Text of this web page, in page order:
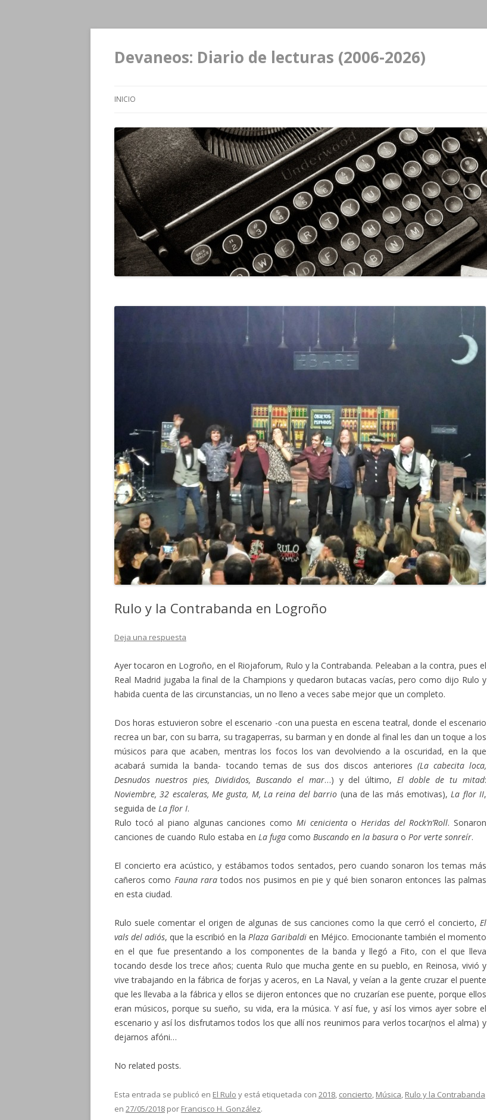
Devaneos: Diario de lecturas (2006-2026)
INICIO
Rulo y la Contrabanda en Logroño
Deja una respuesta
Ayer tocaron en Logroño, en el Riojaforum, Rulo y la Contrabanda. Peleaban a la contra, pues el
Real Madrid jugaba la final de la Champions y quedaron butacas vacías, pero como dijo Rulo y
habida cuenta de las circunstancias, un no lleno a veces sabe mejor que un completo.
Dos horas estuvieron sobre el escenario -con una puesta en escena teatral, donde el escenario
recrea un bar, con su barra, su tragaperras, su barman y en donde al final les dan un toque a los
músicos para que acaben, mentras los focos los van devolviendo a la oscuridad, en la que
acabará sumida la banda- tocando temas de sus dos discos anteriores (La cabecita loca,
Desnudos nuestros pies, Divididos, Buscando el mar…) y del último,El doble de tu mitad:
Noviembre, 32 escaleras, Me gusta, M, La reina del barrio (una de las más emotivas),La flor II,
seguida de La flor I.
Rulo tocó al piano algunas canciones como Mi cenicientao Heridas del Rock’n’Roll. Sonaron
canciones de cuando Rulo estaba en La fuga como Buscando en la basura o Por verte sonreír.
El concierto era acústico, y estábamos todos sentados, pero cuando sonaron los temas más
cañeros como Fauna raratodos nos pusimos en pie y qué bien sonaron entonces las palmas
en esta ciudad.
Rulo suele comentar el origen de algunas de sus canciones como la que cerró el concierto, El
vals del adiós, que la escribió en la Plaza Garibaldi en Méjico. Emocionante también el momento
en el que fue presentando a los componentes de la banda y llegó a Fito, con el que lleva
tocando desde los trece años; cuenta Rulo que mucha gente en su pueblo, en Reinosa, vivió y
vive trabajando en la fábrica de forjas y aceros, en La Naval, y veían a la gente cruzar el puente
que les llevaba a la fábrica y ellos se dijeron entonces que no cruzarían ese puente, porque ellos
eran músicos, porque su sueño, su vida, era la música. Y así fue, y así los vimos ayer sobre el
escenario y así los disfrutamos todos los que allí nos reunimos para verlos tocar(nos el alma) y
dejarnos afóni…
No related posts.
Esta entrada se publicó en El Rulo y está etiquetada con 2018, concierto, Música, Rulo y la Contrabanda
en 27/05/2018 por Francisco H. González.